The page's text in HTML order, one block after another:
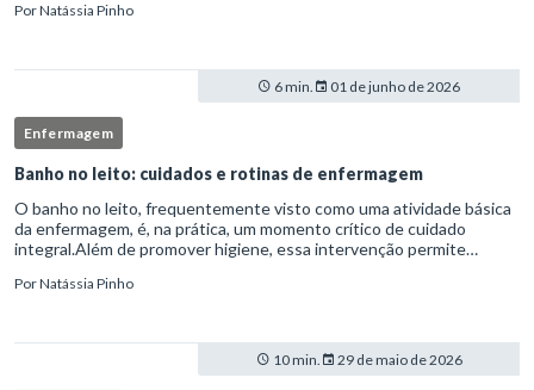
PorNatássia Pinho
6 min. 01 de junho de 2026
Enfermagem
Banho no leito: cuidados e rotinas de enfermagem
O banho no leito, frequentemente visto como uma atividade básica
da enfermagem, é, na prática, um momento crítico de cuidado
integral.Além de promover higiene, essa intervenção permite
PorNatássia Pinho
10 min. 29 de maio de 2026